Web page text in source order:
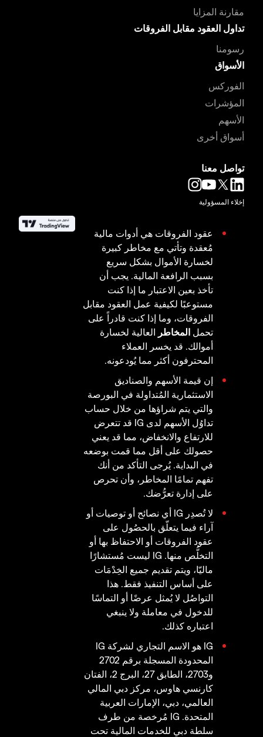
مقارنة المزايا
تداول العقود مقابل الفروقات
رسومنا
الأسواق
الفوركس
المؤشرات
الأسهم
أسواق أخرى
تواصل معنا
إخلاء المسؤولية
عقود الفروقات هي أدوات مالية
مُعقدة وتأتي مع مخاطر كبيرة
لخسارة الأموال بشكل سريع
بسبب الرافعة المالية. يجب أن
تأخذ بعين الاعتبار ما إذا كنت
مستوعبًا لكيفية عمل العقود مقابل
الفروقات، وما إذا كنت قادراً على
تحمل المخاطر العالية لخسارة
أموالك. قد يخسر العملاء
المحترفون أكثر مما يُودعونه.
إن قيمة الأسهم والصناديق
الاستثمارية المُتداولة في البورصة
والتي يتم شراؤها من خلال حساب
تداوُل الأسهم لدى IG قد تتعرض
للارتفاع والانخفاض، مما قد يعني
حصولك على أقل مما قمت بوضعه
في البداية. يُرجى التأكد من أنك
تفهم تمامًا المخاطر، وأن تحرص
على إدارة تعرُّضك.
لا تُصدِر IG أي نصائح أو توصيات أو
آراء فيما يتعلّق بالحصُول على
عقود الفروقات أو الاحتفاظ بها أو
التخلُّص منها. IG ليست مُستشارًا
ماليّا، ويتم تقديم جميع الخِدْمَات
على أساس التنفيذ فقط. هذا
التواصُل لا يُمثل عرضًا أو التماسًا
للدخول في معاملة ولا ينبغي
اعتباره كذلك.
IG هو الاسم التجاري لشركة IG
المحدودة المسجلة برقم 2702
و2703، الطابق 27، البرج 2، الفتان
كارنسي هاوس، مركز دبي المالي
العالمي، دبي، الإمارات العربية
المتحدة. IG مُرخصة من طرف
سلطة دبي للخدمات المالية تحت